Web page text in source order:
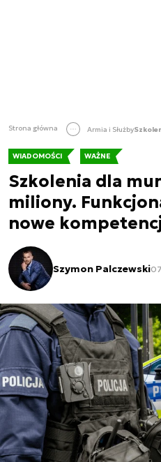
Strona główna Armia i Służby
WIADOMOŚCI WAŻNE
Szkolenia dla
miliony.
nowe
Szymon Palczewski